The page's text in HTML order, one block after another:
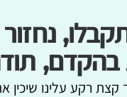
בהקדם,
קצת רקע עלינו